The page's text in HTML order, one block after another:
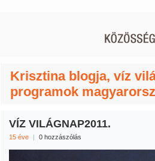
Krisztina blogja, víz
programok
VÍZ VILÁGNAP2011.
15 éve | 0 hozzászólás